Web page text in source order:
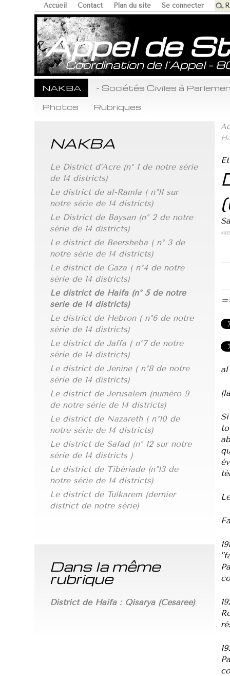
Accueil Contact Plan du site Se connecter
Appel de
Coordination de l’Appel -
NAKBA - Sociétés Civiles à
Photos
Rubriques
al
NAKBA
Le District d’Acre (n° 1 de notre série
de 14 districts)
Le district de al-Ramla ( n°11 sur
notre série de 14 districts)
Le District de Baysan (n° 2 de notre
série de 14 districts)
Le district de Beersheba ( n° 3 de
notre série de 14 districts)
Le district de Gaza ( n°4 de notre
série de 14 districts)
Le district de Haifa (n° 5 de notre
série de 14 districts)
Le district de Hebron ( n°6 de notre
série de 14 districts)
Le district de Jaffa ( n°7 de notre
série de 14 districts)
Le district de Jenine ( n°8 de notre
série de 14 districts)
Le district de Jerusalem (numéro 9
de notre série de 14 districts)
Le district de Nazareth ( n°10 de
notre série de 14 districts)
Le district de Safad (n° 12 sur notre
série de 14 districts )
Le district de Tibériade (n°13 de
notre série de 14 districts)
Le district de Tulkarem (dernier
district de notre série)
Dans la même
rubrique
District de Haifa : Qisarya (Césarée)